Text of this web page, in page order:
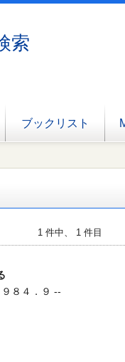
索
ブックリスト
1 件中、 1 件目
８４．９ --